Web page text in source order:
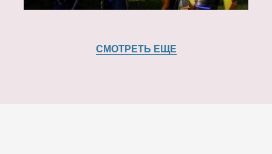
СМОТРЕТЬ ЕЩЕ